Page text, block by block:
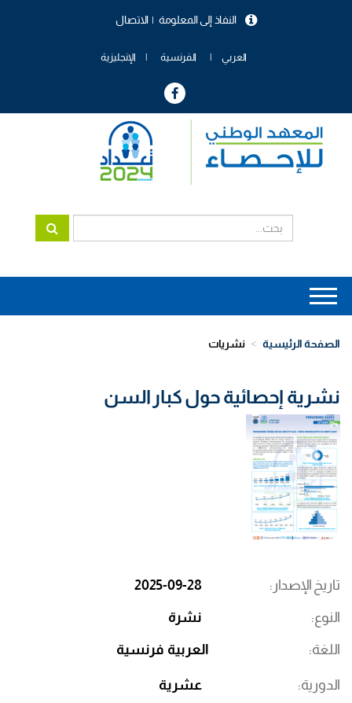
الاتصال النفاذ إلى المعلومة
العربي الفرنسية الإنجليزية
Main
navigation
الصفحة الرئيسية نشريات
نشرية إحصائية حول كبار السن
تاريخ الإصدار 2025-09-28
النوع نشرة
اللغة العربية فرنسية
الدورية عشرية